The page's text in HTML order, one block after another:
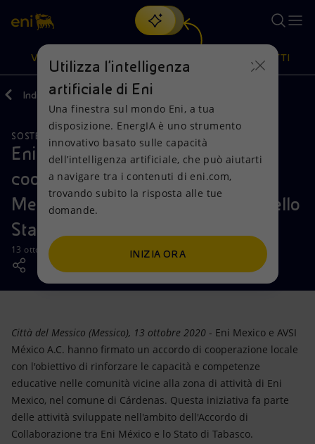
Cerca
scopri EnergIA, la nostra nuova soluzione di intelligenza
artificiale.
VISIONE
Visione
Mission e valori
Persone e Partnership
Net Zero
Modello satellitare
Innovazione
Scenari energetici
Azioni
Diversificazione energetica
Tecnologie per la transizione
Collaborazioni per l'innovazione
Attività nel mondo
PRODOTTI
Prodotti
Casa
Imprese
Mobilità
Indietro Media News
SOSTENIBILITÀ
Eni Mexico firma un accordo di
cooperazione locale con AVSI
Messico per l'istruzione primaria nello
Stato di Tabasco
13 ottobre 2020 - 15:00 CEST
Città del Messico (Messico), 13 ottobre 2020 - Eni Mexico e AVSI
México A.C. hanno firmato un accordo di cooperazione locale
con l'obiettivo di rinforzare le capacità e competenze
educative nelle comunità vicine alla zona di attività di Eni
Mexico, nel comune di Cárdenas. Questa iniziativa fa parte
delle attività sviluppate nell'ambito dell'Accordo di
Collaborazione tra Eni México e lo Stato di Tabasco.
Utilizza l'intelligenza
artificiale di Eni
Una finestra sul mondo Eni, a tua
disposizione. EnergIA è uno strumento
innovativo basato sulle capacità
dell’intelligenza artificiale, che può aiutarti
a navigare tra i contenuti di eni.com,
trovando subito la risposta alle tue
domande.
INIZIA ORA